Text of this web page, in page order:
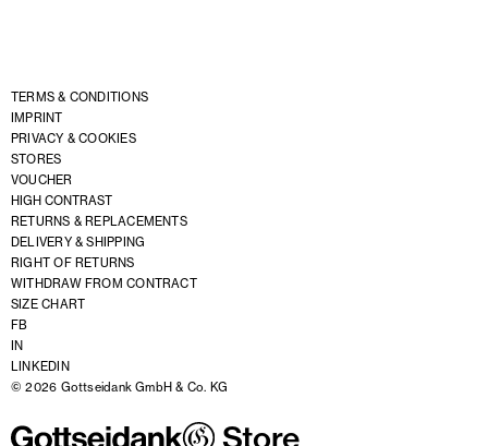
TERMS & CONDITIONS
IMPRINT
PRIVACY & COOKIES
STORES
VOUCHER
HIGH CONTRAST
RETURNS & REPLACEMENTS
DELIVERY & SHIPPING
RIGHT OF RETURNS
WITHDRAW FROM CONTRACT
SIZE CHART
FB
IN
LINKEDIN
© 2026 Gottseidank GmbH & Co. KG
Store